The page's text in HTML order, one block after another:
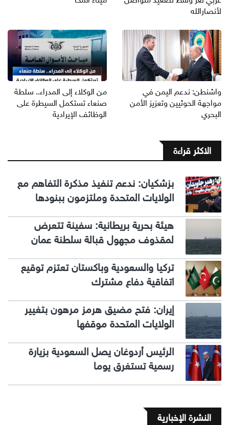
لأنصارالله
واشنطن: ندعم اليمن في
مواجهة الحوثيين وتعزيز الأمن
البحري
من الوكلاء إلى المدراء.. سلطة
صنعاء تستكمل السيطرة على
الوظائف الإيرادية
الاكثر قراءة
بزشكيان: ندعم تنفيذ مذكرة التفاهم مع
الولايات المتحدة وملتزمون ببنودها
هيئة بحرية بريطانية: سفينة تتعرض
لمقذوف مجهول قبالة سلطنة عمان
تركيا والسعودية وباكستان تعتزم توقيع
اتفاقية دفاع مشترك
إيران: فتح مضيق هرمز مرهون بتغيير
الولايات المتحدة موقفها
الرئيس أردوغان يصل السعودية بزيارة
رسمية تستغرق يوما
النشرة الإخبارية